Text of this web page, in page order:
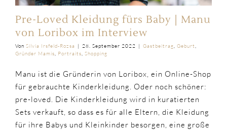
Pre-Loved Kleidung fürs Baby | Manu
von Loribox im Interview
Von Silvia Irsfeld-Rozsa | 28. September 2022 | Gastbeitrag, Geburt,
Gründer Mamis, Portraits, Shopping
Manu ist die Gründerin von Loribox, ein Online-Shop
für gebrauchte Kinderkleidung. Oder noch schöner:
pre-loved. Die Kinderkleidung wird in kuratierten
Sets verkauft, so dass es für alle Eltern, die Kleidung
für ihre Babys und Kleinkinder besorgen, eine große